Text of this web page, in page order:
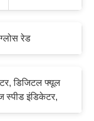
रेड
डिजिटल फ्यूल
स्पीड इंडिकेटर,